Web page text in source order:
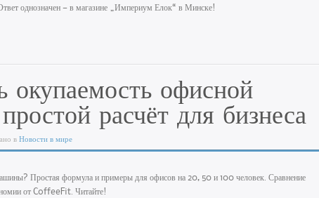
однозначен — в магазине „Империум Елок“ в Минске!
окупаемость офисной
расчёт для бизнеса
вНовости в мире
Простая формула и примеры для офисов на 20, 50 и 100 человек. Сравнение
от CoffeeFit. Читайте!